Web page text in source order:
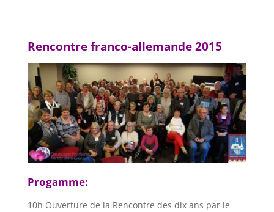
Rencontre franco-allemande 2015
Progamme:
10h Ouverture de la Rencontre des dix ans par le